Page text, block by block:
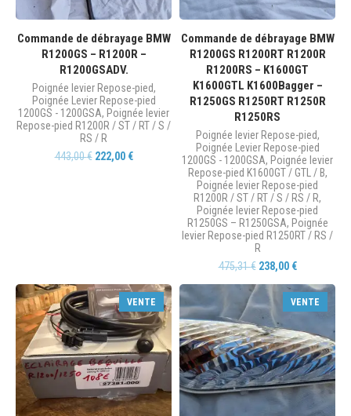
Commande de débrayage BMW
R1200GS – R1200R –
R1200GSADV.
Poignée levier Repose-pied,
Poignée Levier Repose-pied
1200GS - 1200GSA, Poignée levier
Repose-pied R1200R / ST / RT / S /
RS / R
443,00€ 222,00 €
Commande de débrayage BMW
R1200GS R1200RT R1200R
R1200RS – K1600GT
K1600GTL K1600Bagger –
R1250GS R1250RT R1250R
R1250RS
Poignée levier Repose-pied,
Poignée Levier Repose-pied
1200GS - 1200GSA, Poignée levier
Repose-pied K1600GT / GTL / B,
Poignée levier Repose-pied
R1200R / ST / RT / S / RS / R,
Poignée levier Repose-pied
R1250GS – R1250GSA, Poignée
levier Repose-pied R1250RT / RS /
R
475,31€ 238,00 €
VENTE VENTE